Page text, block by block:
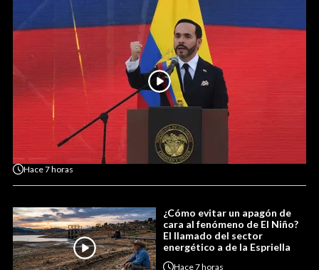
Hace7 horas
¿Cómo evitar un apagón de
cara al fenómeno de El Niño?
El llamado del sector
energético a de la Espriella
Hace7 horas